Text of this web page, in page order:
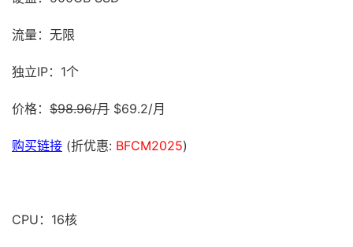
流量：无限
独立IP：1个
价格： $98.96/月 $69.2/月
购买链接 (折优惠: BFCM2025)
CPU：16核